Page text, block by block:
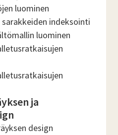
luominen
sarakkeiden indeksointi
luominen
ja
design